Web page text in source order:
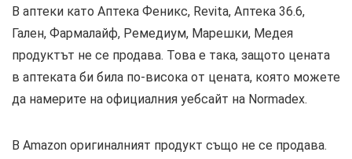
В аптеки като Аптека Феникс, Revita, Аптека 36.6,
Гален, Фармалайф, Ремедиум, Марешки, Медея
продуктът не се продава. Това е така, защото цената
в аптеката би била по-висока от цената, която можете
да намерите на официалния уебсайт на Normadex.
В Amazon оригиналният продукт също не се продава.